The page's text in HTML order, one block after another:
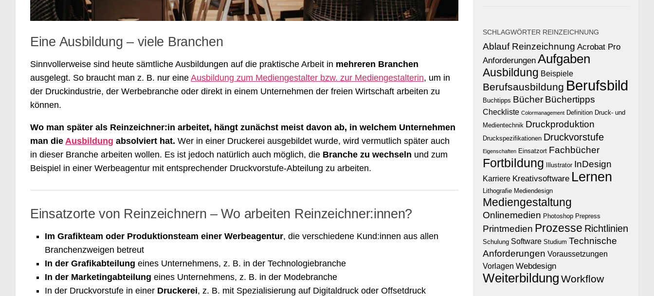
Eine Ausbildung – viele Branchen
Sinnvollerweise sind heute sämtliche Ausbildungen auf die praktische Arbeit in mehreren Branchen
ausgelegt. So braucht man z. B. nur eine Ausbildung zum Mediengestalter bzw. zur Mediengestalterin, um in
der Druckindustrie, der Werbebranche oder direkt in einem Unternehmen der freien Wirtschaft arbeiten zu
können.
Wo man später als Reinzeichner:in arbeitet, hängt zunächst meist davon ab, in welchem Unternehmen
man die Ausbildung absolviert hat. Wer in einer Druckerei ausgebildet wurde, wird vermutlich später auch
in dieser Branche arbeiten wollen. Es ist jedoch natürlich auch möglich, die Branche zu wechseln und zum
Beispiel in einer Werbeagentur mit entsprechender Druckvorstufe-Abteilung zu arbeiten.
Einsatzorte von Reinzeichnern – Wo arbeiten Reinzeichner:innen?
Im Grafikteam oder Produktionsteam einer Werbeagentur, die verschiedene Kund:innen aus allen
Branchenzweigen betreut
In der Grafikabteilung eines Unternehmens, z. B. in der Technologiebranche
In der Marketingabteilung eines Unternehmens, z. B. in der Modebranche
In der Druckvorstufe in einer Druckerei, z. B. mit Spezialisierung auf Digitaldruck oder Offsetdruck
SCHLAGWÖRTER REINZEICHNUNG
Ablauf Reinzeichnung Acrobat Pro
Anforderungen Aufgaben
Ausbildung Beispiele
Berufsausbildung Berufsbild
Buchtipps Bücher Büchertipps
Checkliste Colormanagement Definition Druck- und
Medientechnik Druckproduktion
Druckspezifikationen Druckvorstufe
Eigenschaften Einsatzort Fachbücher
Fortbildung Illustrator InDesign
Karriere Kreativsoftware Lernen
Lithografie Mediendesign
Mediengestaltung
Onlinemedien Photoshop Prepress
Printmedien Prozesse Richtlinien
Schulung Software Studium Technische
Anforderungen Voraussetzungen
Vorlagen Webdesign
Weiterbildung Workflow